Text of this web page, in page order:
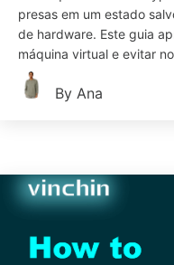
presas em um estado
de hardware. Este guia
máquina virtual e evitar
By Ana